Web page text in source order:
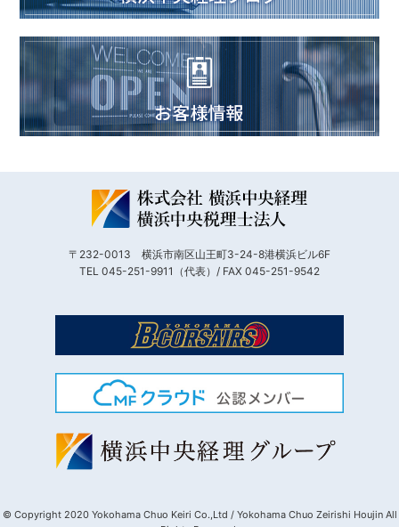
〒232-0013 横浜市南区山王町3-24-8港横浜ビル6F
TEL 045-251-9911（代表）/ FAX 045-251-9542
© Copyright 2020 Yokohama Chuo Keiri Co.,Ltd / Yokohama Chuo Zeirishi Houjin All